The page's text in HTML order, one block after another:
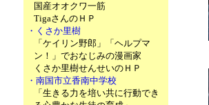
国産オオクワ一筋
TigaさんのＨＰ
・くさか里樹
「ケイリン野郎」「ヘルプマ
ン！」でおなじみの漫画家
くさか里樹せんせいのＨＰ
・南国市立香南中学校
「生きる力を培い共に行動でき